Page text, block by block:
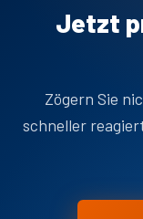
Jetzt
Zögern Sie
schneller